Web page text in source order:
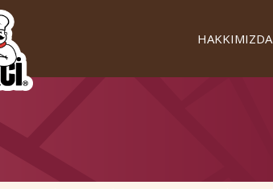
HAKKIMIZDA